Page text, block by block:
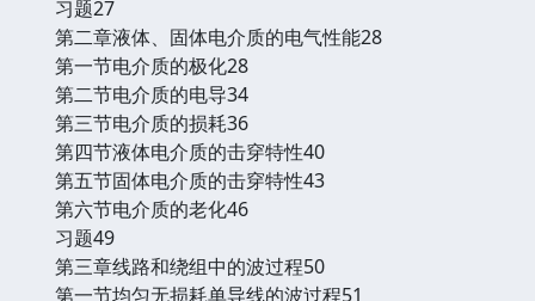
习题27
第二章液体、固体电介质的电气性能28
第一节电介质的极化28
第二节电介质的电导34
第三节电介质的损耗36
第四节液体电介质的击穿特性40
第五节固体电介质的击穿特性43
第六节电介质的老化46
习题49
第三章线路和绕组中的波过程50
第一节均匀无损耗单导线的波过程51